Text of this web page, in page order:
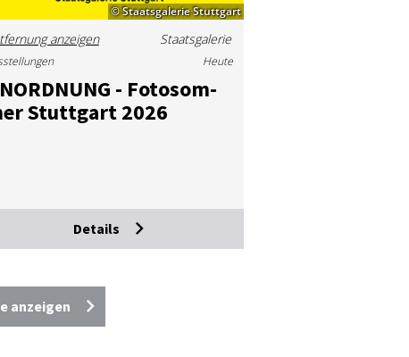
© Staatsgalerie Stuttgart
anzeigen Staatsgalerie
- Fo­to­som­
Stutt­gart 2026
Heute
Details
anzeigen